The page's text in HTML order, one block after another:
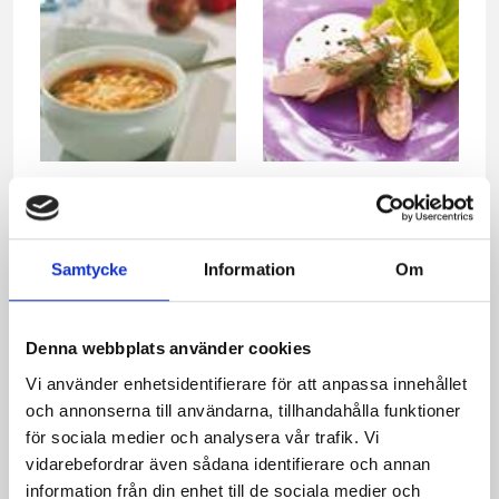
Samtycke Information Om
Denna webbplats använder cookies
Vi använder enhetsidentifierare för att anpassa innehållet
och annonserna till användarna, tillhandahålla funktioner
för sociala medier och analysera vår trafik. Vi
vidarebefordrar även sådana identifierare och annan
information från din enhet till de sociala medier och
sparrismousse och
grönpepparfraiche